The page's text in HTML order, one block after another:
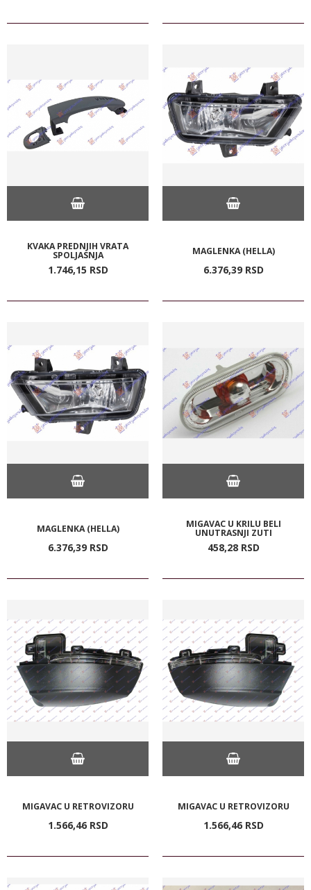
KVAKA PREDNJIH VRATA
SPOLJASNJA
1.746,15 RSD
MAGLENKA (HELLA)
6.376,39 RSD
MAGLENKA (HELLA)
6.376,39 RSD
MIGAVAC U KRILU BELI
UNUTRASNJI ZUTI
458,28 RSD
MIGAVAC U RETROVIZORU
1.566,46 RSD
MIGAVAC U RETROVIZORU
1.566,46 RSD